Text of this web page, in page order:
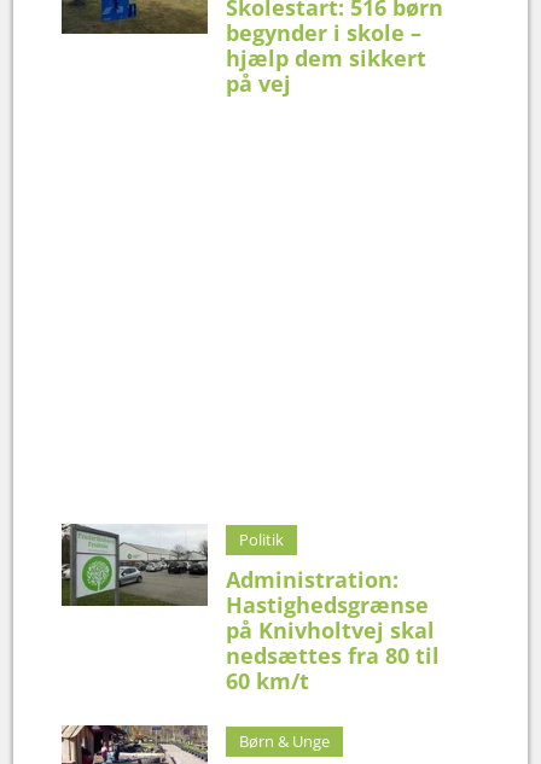
Skolestart: 516 børn
begynder i skole –
hjælp dem sikkert
på vej
Politik
Administration:
Hastighedsgrænse
på Knivholtvej skal
nedsættes fra 80 til
60 km/t
Børn & Unge